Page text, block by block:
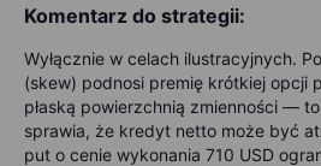
Komentarz do strategii:
Wyłącznie w celach ilustracyjnych.
(skew) podnosi premię krótkiej opcji
płaską powierzchnią zmienności — to
sprawia, że kredyt netto może być
put o cenie wykonania 710 USD